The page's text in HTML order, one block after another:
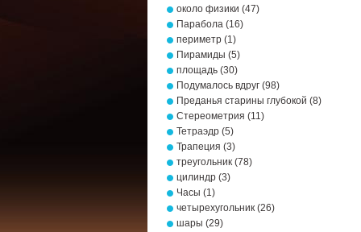
около физики (47)
Парабола (16)
периметр (1)
Пирамиды (5)
площадь (30)
Подумалось вдруг (98)
Преданья старины глубокой (8)
Стереометрия (11)
Тетраэдр (5)
Трапеция (3)
треугольник (78)
цилиндр (3)
Часы (1)
четырехугольник (26)
шары (29)